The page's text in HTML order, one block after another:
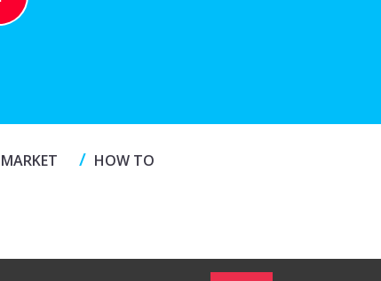
MARKET / HOW TO